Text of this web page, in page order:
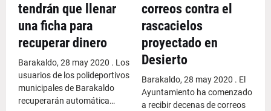
tendrán que llenar
una ficha para
recuperar dinero
Barakaldo, 28 may 2020 . Los
usuarios de los polideportivos
municipales de Barakaldo
recuperarán automática…
correos contra el
rascacielos
proyectado en
Desierto
Barakaldo, 28 may 2020 . El
Ayuntamiento ha comenzado
a recibir decenas de correos